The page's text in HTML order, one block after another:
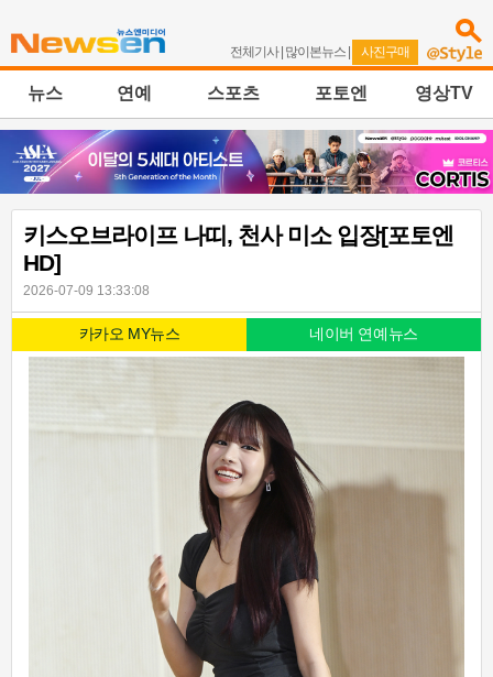
전체기사| 많이본뉴스 | 사진구매
뉴스 연예 스포츠 포토엔 영상TV
키스오브라이프 나띠, 천사 미소 입장[포토엔
HD]
2026-07-09 13:33:08
카카오 MY뉴스 네이버 연예뉴스